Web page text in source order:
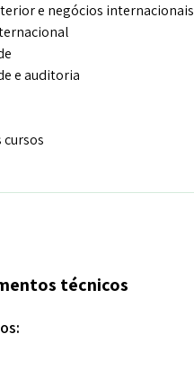
e negócios internacionais
e auditoria
técnicos